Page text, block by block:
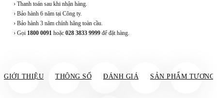
› Thanh toán sau khi nhận hàng.
› Bảo hành 6 năm tại Công ty.
› Bảo hành 3 năm chính hãng toàn cầu.
› Gọi 1800 0091 hoặc 028 3833 9999 để đặt hàng.
GIỚI THIỆU THÔNG SỐ ĐÁNH GIÁ SẢN PHẨM TƯƠNG